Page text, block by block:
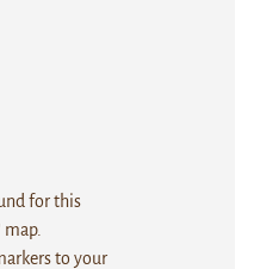
for this
map.
to your